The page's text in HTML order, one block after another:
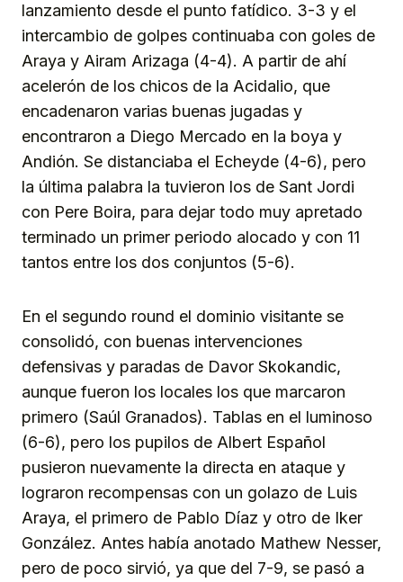
lanzamiento desde el punto fatídico. 3-3 y el
intercambio de golpes continuaba con goles de
Araya y Airam Arizaga (4-4). A partir de ahí
acelerón de los chicos de la Acidalio, que
encadenaron varias buenas jugadas y
encontraron a Diego Mercado en la boya y
Andión. Se distanciaba el Echeyde (4-6), pero
la última palabra la tuvieron los de Sant Jordi
con Pere Boira, para dejar todo muy apretado
terminado un primer periodo alocado y con 11
tantos entre los dos conjuntos (5-6).
En el segundo round el dominio visitante se
consolidó, con buenas intervenciones
defensivas y paradas de Davor Skokandic,
aunque fueron los locales los que marcaron
primero (Saúl Granados). Tablas en el luminoso
(6-6), pero los pupilos de Albert Español
pusieron nuevamente la directa en ataque y
lograron recompensas con un golazo de Luis
Araya, el primero de Pablo Díaz y otro de Iker
González. Antes había anotado Mathew Nesser,
pero de poco sirvió, ya que del 7-9, se pasó a